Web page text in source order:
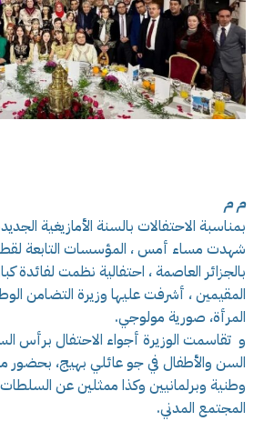
م م
شهدت مساء أمس ، المؤسسات التابعة
بالجزائر العاصمة ، احتفالية نظمت لفائدة
المقيمين ، أشرفت عليها وزيرة التضامن
المرأة، صورية مولوجي.
و تقاسمت الوزيرة أجواء الاحتفال برأس
السن والأطفال في جو عائلي بهيج، بحضور
وطنية وبرلمانيين وكذا ممثلين عن
المجتمع المدني.